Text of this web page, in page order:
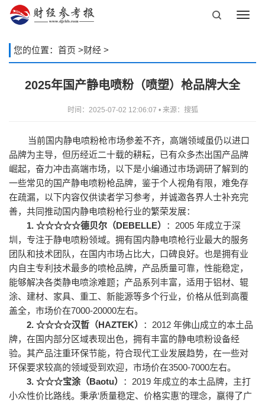
您的位置： 首页 >财经 >
2025年国产静电喷粉（喷塑）枪品牌大全
时间：2025-07-02 12:06:07 • 来源：搜狐
当前国内静电喷粉枪市场参差不齐，高端领域虽仍以进口
品牌为主导，但历经近二十载的耕耘，已有众多杰出国产品牌
崛起，奋力冲击高端市场，以下是小编通过市场调研了解到的
一些常见的国产静电喷粉枪品牌，鉴于个人视角有限，难免存
在疏漏，以下内容仅供读者学习参考，并诚邀各界人士补充完
善，共同推动国内静电喷粉枪行业的繁荣发展：
1. ☆☆☆☆☆德贝尔（DEBELLE） ：2005 年成立于深
圳 ，专注于静电喷粉领域。 拥有国内静电喷枪行业最大的服务
团队和技术团队 ，在国内市场占比大， 口碑良好。 也是拥有业
内自主专利技术最多的喷枪品牌，产品质量可靠，性能稳定，
能够解决各类静电喷涂难题； 产品系列丰富， 适用于铝材、 辊
涂、建材、 家具、 重工、新能源等多个行业， 价格从低到高覆
盖全，市场价在7000-20000左右。
2. ☆☆☆☆汉哲（HAZTEK） ：2012 年佛山成立的本土品
牌，在国内部分区域表现出色，拥有丰富的静电喷粉设备经
验。其产品注重环保节能，符合现代工业发展趋势，在一些对
环保要求较高的领域受到欢迎， 市场价在3500-7000左右。
3. ☆☆☆宝涂（Baotu）
：2019 年成立的本土品牌，主打
小众性价比路线。 秉承‘质量稳定、价格实惠’的理念，赢得了广